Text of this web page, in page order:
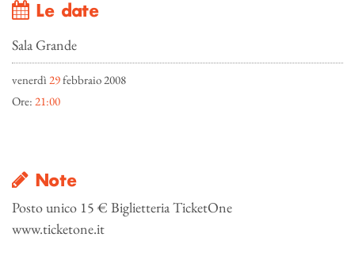
Le date
Sala Grande
venerdì 29febbraio 2008
Ore: 21:00
Note
Posto unico 15 € Biglietteria TicketOne
www.ticketone.it